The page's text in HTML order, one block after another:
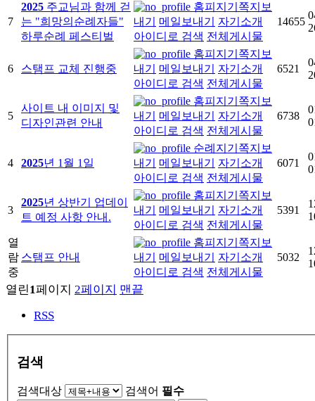
7
2025 주교님과 함께 걷
는 "희망의순례자들"
하루순례 페스티벌
홈피지기 쪽지보
내기
메일보내기
자기소개
아이디로 검색 전체게시물
14655
6 스탬프 교체 진행중
홈피지기 쪽지보
내기
메일보내기
자기소개
아이디로 검색 전체게시물
6521
5
사이트 내 이미지 및
디자인관련 안내
홈피지기 쪽지보
내기
메일보내기
자기소개
아이디로 검색 전체게시물
6738
4 2025년 1월 1일
순례지기 쪽지보
내기
메일보내기
자기소개
아이디로 검색 전체게시물
6071
3
2025년 상반기 업데이
트 예정 사항 안내.
홈피지기 쪽지보
내기
메일보내기
자기소개
아이디로 검색 전체게시물
5391
열
람
중
스탬프 안내
홈피지기 쪽지보
내기
메일보내기
자기소개
아이디로 검색 전체게시물
5032
열린1페이지 2페이지 맨끝
RSS
검색
검색대상 검색어 필수